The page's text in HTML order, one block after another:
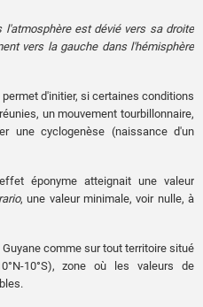
l'atmosphère est dévié vers sa droite
vers la gauche dans l'hémisphère
d'initier, si certaines conditions
un mouvement tourbillonnaire,
une cyclogenèse (naissance d'un
éponyme atteignait une valeur
, une valeur minimale, voir nulle, à
comme sur tout territoire situé
10°S), zone où les valeurs de